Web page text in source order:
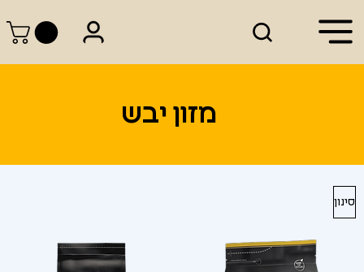
מזון יבש
סינון